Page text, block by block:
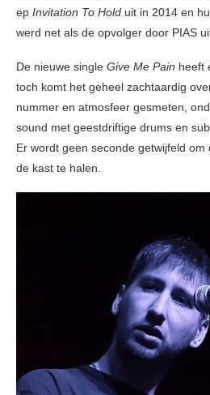
ep Invitation To Hold uit in 2014 en
werd net als de opvolger door PIAS
De nieuwe single Give Me Pain heeft
toch komt het geheel zachtaardig
nummer en atmosfeer gesmeten,
sound met geestdriftige drums en
Er wordt geen seconde getwijfeld
de kast te halen.